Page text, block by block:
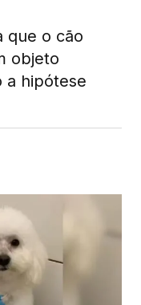
que o cão
objeto
a hipótese